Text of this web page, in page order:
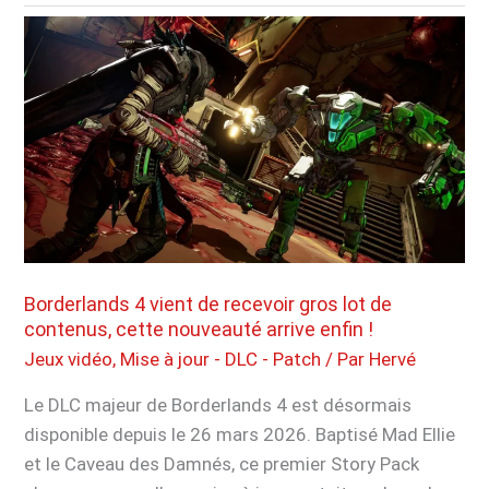
Stories
3
mise
à
jour
estivale
arrive
avec
un
énorme
mais
pas
pour
Borderlands 4 vient de recevoir gros lot de
contenus, cette nouveauté arrive enfin !
Jeux vidéo, Mise à jour - DLC - Patch / Par Hervé
Le DLC majeur de Borderlands 4 est désormais
disponible depuis le 26 mars 2026. Baptisé Mad Ellie
et le Caveau des Damnés, ce premier Story Pack